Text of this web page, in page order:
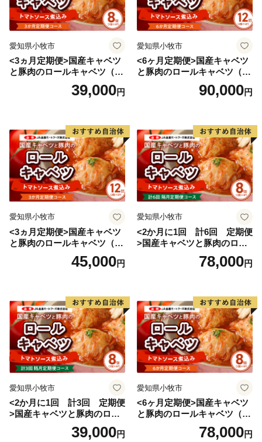
愛知県小牧市
<3ヵ月定期便>国産キャベツ
と豚肉のロールキャベツ（4P
39,000円
愛知県小牧市
<6ヶ月定期便>国産キャベツ
と豚肉のロールキャベツ（6P
90,000円
愛知県小牧市
<3ヵ月定期便>国産キャベツ
と豚肉のロールキャベツ（6P
45,000円
愛知県小牧市
<2か月に1回 計6回 定期便
>国産キャベツと豚肉のロー
ルキャベツ（4P入り）
78,000円
愛知県小牧市
<2か月に1回 計3回 定期便
>国産キャベツと豚肉のロー
ルキャベツ（4P入り）
39,000円
愛知県小牧市
<6ヶ月定期便>国産キャベツ
と豚肉のロールキャベツ（4P
78,000円